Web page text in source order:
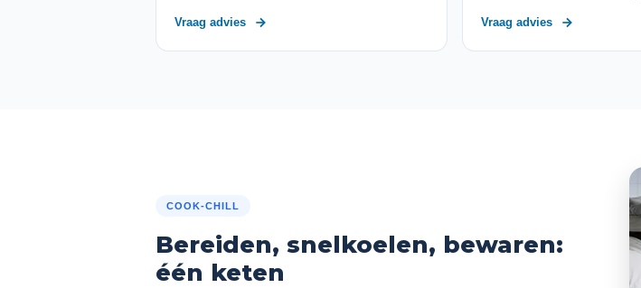
Vraag advies Vraag advies
COOK-CHILL
Bereiden, snelkoelen, bewaren:
één keten